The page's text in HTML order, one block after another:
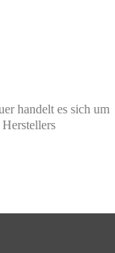
handelt es sich um